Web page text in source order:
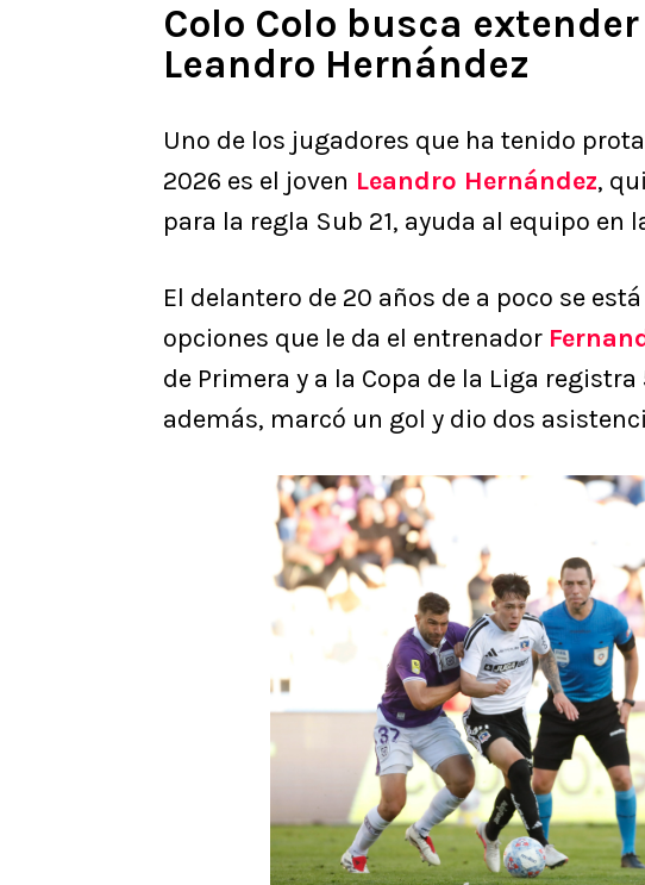
Colo Colo busca
Leandro Hernández
Uno de los jugadores que ha tenido
2026 es el joven Leandro Hernández,
para la regla Sub 21, ayuda al equipo en
El delantero de 20 años de a poco se
opciones que le da el entrenador
de Primera y a la Copa de la Liga
además, marcó un gol y dio dos